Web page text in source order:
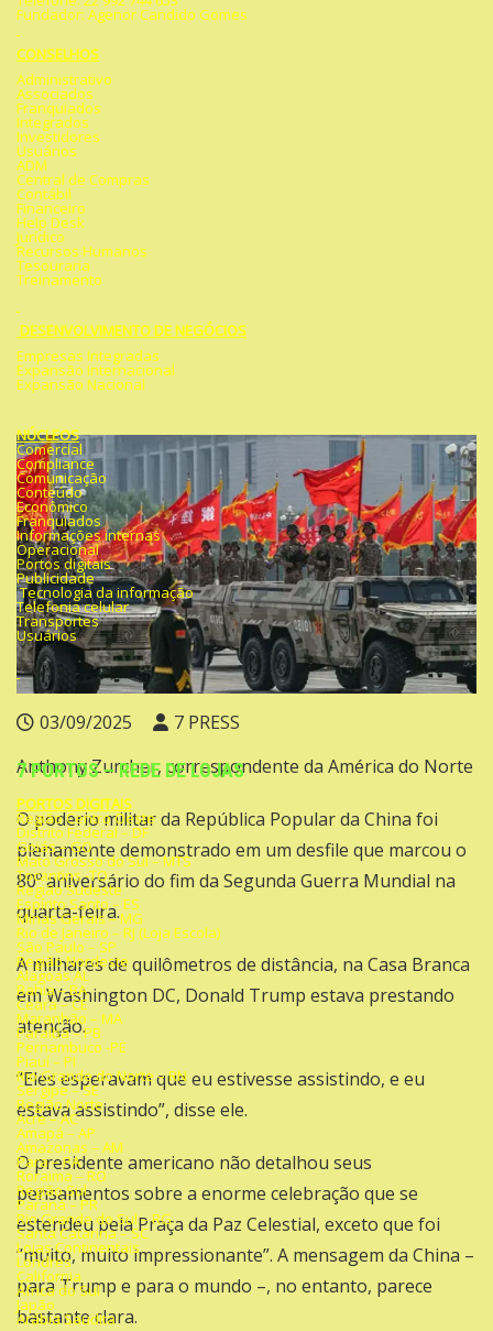
03/09/2025
7 PRESS
Anthony Zurcher, correspondente da América do Norte
O poderio militar da República Popular da China foi
plenamente demonstrado em um desfile que marcou o
80º aniversário do fim da Segunda Guerra Mundial na
quarta-feira.
A milhares de quilômetros de distância, na Casa Branca
em Washington DC, Donald Trump estava prestando
atenção.
“Eles esperavam que eu estivesse assistindo, e eu
estava assistindo”, disse ele.
O presidente americano não detalhou seus
pensamentos sobre a enorme celebração que se
estendeu pela Praça da Paz Celestial, exceto que foi
“muito, muito impressionante”. A mensagem da China –
para Trump e para o mundo –, no entanto, parece
bastante clara.
Fundador: Agenor Candido Gomes
CONSELHOS
Administrativo
Associados
Franquiados
Integrados
Investidores
Usuários
ADM
Central de Compras
Contábil
Financeiro
Help Desk
Jurídico
Recursos Humanos
Tesouraria
Treinamento
DESENVOLVIMENTO DE NEGÓCIOS
Empresas Integradas
Expansão Internacional
Expansão Nacional
NÚCLEOS
Comercial
Compliance
Comunicação
Conteúdo
Econômico
Franquiados
Informações internas
Operacional
Portos digitais
Publicidade
Tecnologia da informação
Telefonia celular
Transportes
Usuários
7 PORTOS – REDE DE LOJAS
PORTOS DIGITAIS
Região Centro Oeste
Distrito Federal – DF
Goiás – GO
Mato Grosso do Sul – MTS
Tocantins -TO
Região Sudeste
Espírito Santo – ES
Minas Gerais – MG
Rio de Janeiro – RJ (Loja Escola)
São Paulo – SP
Região Nordeste
Alagoas AL
Bahia – BA
Ceara – CE
Maranhão – MA
Paraíba – PB
Pernambuco -PE
Piauí – PI
Rio Grande do Norte – RN
Sergipe – SE
Região Norte
Acre – AC
Amapá – AP
Amazonas – AM
Para – PA
Roraima – RO
Região Sul
Paraná – PR
Rio Grande do Sul – RG
Santa Catarina – SC
Lojas Continentais
Londres
California
África do Sul
Japão
Arábia Saudita